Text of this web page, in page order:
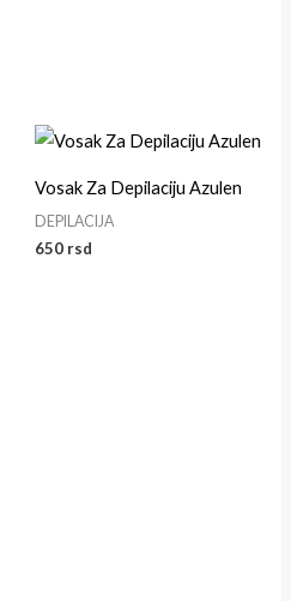
Vosak Za Depilaciju Azulen
DEPILACIJA
650 rsd